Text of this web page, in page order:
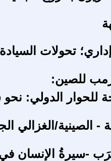
تحولات
للصين:
للحوار الدولي: نحو
- الصينية/
-سيرةُ